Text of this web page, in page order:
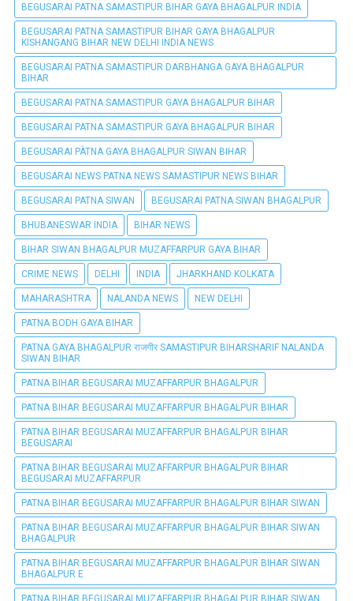
BEGUSARAI PATNA SAMASTIPUR BIHAR GAYA BHAGALPUR INDIA
BEGUSARAI PATNA SAMASTIPUR BIHAR GAYA BHAGALPUR
KISHANGANG BIHAR NEW DELHI INDIA NEWS
BEGUSARAI PATNA SAMASTIPUR DARBHANGA GAYA BHAGALPUR
BIHAR
BEGUSARAI PATNA SAMASTIPUR GAYA BHAGALPUR BIHAR
BEGUSARAI PATNA SAMASTIPUR GAYA BHAGALPUR BIHAR
BEGUSARAI PÀTNA GAYA BHAGALPUR SIWAN BIHAR
BEGUSARAI NEWS PATNA NEWS SAMASTIPUR NEWS BIHAR
BEGUSARAI PATNA SIWAN BEGUSARAI PATNA SIWAN BHAGALPUR
BHUBANESWAR INDIA BIHAR NEWS
BIHAR SIWAN BHAGALPUR MUZAFFARPUR GAYA BIHAR
CRIME NEWS DELHI INDIA JHARKHAND KOLKATA
MAHARASHTRA NALANDA NEWS NEW DELHI
PATNA BODH GAYA BIHAR
PATNA GAYA BHAGALPUR राजगीर SAMASTIPUR BIHARSHARIF NALANDA
SIWAN BIHAR
PATNA BIHAR BEGUSARAI MUZAFFARPUR BHAGALPUR
PATNA BIHAR BEGUSARAI MUZAFFARPUR BHAGALPUR BIHAR
PATNA BIHAR BEGUSARAI MUZAFFARPUR BHAGALPUR BIHAR
BEGUSARAI
PATNA BIHAR BEGUSARAI MUZAFFARPUR BHAGALPUR BIHAR
BEGUSARAI MUZAFFARPUR
PATNA BIHAR BEGUSARAI MUZAFFARPUR BHAGALPUR BIHAR SIWAN
PATNA BIHAR BEGUSARAI MUZAFFARPUR BHAGALPUR BIHAR SIWAN
BHAGALPUR
PATNA BIHAR BEGUSARAI MUZAFFARPUR BHAGALPUR BIHAR SIWAN
BHAGALPUR E
PATNA BIHAR BEGUSARAI MUZAFFARPUR BHAGALPUR BIHAR SIWAN